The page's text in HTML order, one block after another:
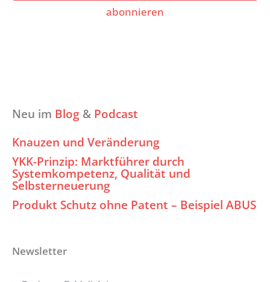
abonnieren
Neu im Blog & Podcast
Knauzen und Veränderung
YKK-Prinzip: Marktführer durch
Systemkompetenz, Qualität und
Selbsterneuerung
Produkt Schutz ohne Patent – Beispiel ABUS
Newsletter